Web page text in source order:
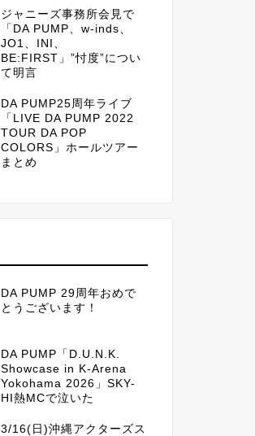
ジャニーズ事務所会見で
「DA PUMP、w-inds、
JO1、INI、
BE:FIRST」”忖度”につい
て明言
DA PUMP25周年ライブ
「LIVE DA PUMP 2022
TOUR DA POP
COLORS」ホールツアー
まとめ
DA PUMP 29周年おめで
とうございます！
DA PUMP「D.U.N.K.
Showcase in K-Arena
Yokohama 2026」SKY-
HI熱MCで泣いた
3/16(日)沖縄アクターズス